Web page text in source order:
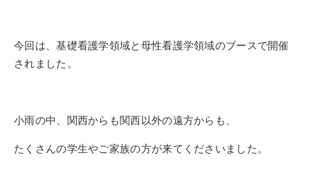
今回は、基礎看護学領域と母性看護学領域のブースで開催
されました。
小雨の中、関西からも関西以外の遠方からも、
たくさんの学生やご家族の方が来てくださいました。